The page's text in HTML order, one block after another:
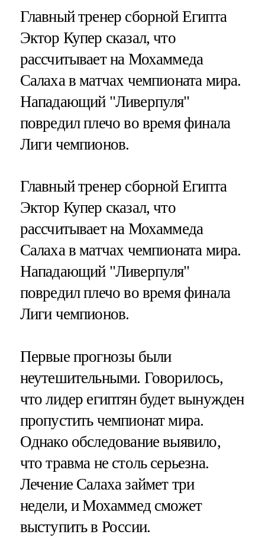
Главный тренер сборной Египта
Эктор Купер сказал, что
рассчитывает на Мохаммеда
Салаха в матчах чемпионата мира.
Нападающий "Ливерпуля"
повредил плечо во время финала
Лиги чемпионов.
Главный тренер сборной Египта
Эктор Купер сказал, что
рассчитывает на Мохаммеда
Салаха в матчах чемпионата мира.
Нападающий "Ливерпуля"
повредил плечо во время финала
Лиги чемпионов.
Первые прогнозы были
неутешительными. Говорилось,
что лидер египтян будет вынужден
пропустить чемпионат мира.
Однако обследование выявило,
что травма не столь серьезна.
Лечение Салаха займет три
недели, и Мохаммед сможет
выступить в России.